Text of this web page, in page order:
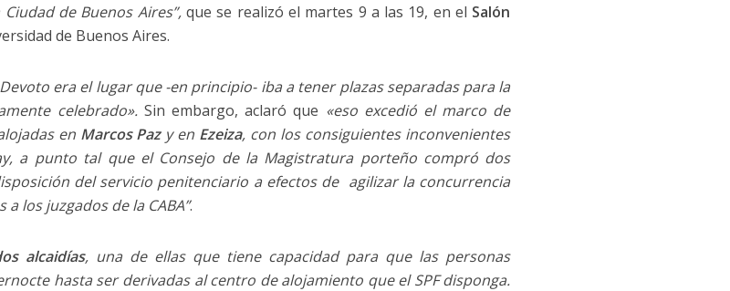
de Buenos Aires”, que se realizó el martes 9 a las 19, en el Salón
de Buenos Aires.
era el lugar que -en principio- iba a tener plazas separadas para la
celebrado». Sin embargo, aclaró que «eso excedió el marco de
en Marcos Pazy en Ezeiza, con los consiguientes inconvenientes
a punto tal que el Consejo de la Magistratura porteño compró dos
del servicio penitenciario a efectos de agilizar la concurrencia
los juzgados de la CABA”.
alcaidías, una de ellas que tiene capacidad para que las personas
hasta ser derivadas al centro de alojamiento que el SPF disponga.